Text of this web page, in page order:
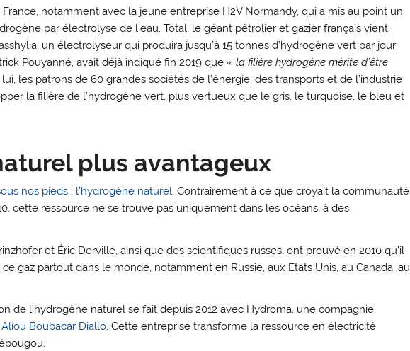
notamment avec la jeune entreprise H2V Normandy, qui a mis au point un
par électrolyse de l’eau. Total, le géant pétrolier et gazier français vient
un électrolyseur qui produira jusqu’à 15 tonnes d’hydrogène vert par jour
Pouyanné, avait déjà indiqué fin 2019 que «la filière hydrogène mérite d’être
les patrons de 60 grandes sociétés de l’énergie, des transports et de l’industrie
la filière de l’hydrogène vert, plus vertueux que le gris, le turquoise, le bleu et
plus avantageux
nos pieds : l’hydrogène naturel. Contrairement à ce que croyait la communauté
cette ressource ne se trouve pas uniquement dans les océans, à des
et Éric Derville, ainsi que des scientifiques russes, ont prouvé en 2010 qu’il
gaz partout dans le monde, notamment en Russie, aux Etats Unis, au Canada, au
de l’hydrogène naturel se fait depuis 2012 avec Hydroma, une compagnie
Boubacar Diallo. Cette entreprise transforme la ressource en électricité